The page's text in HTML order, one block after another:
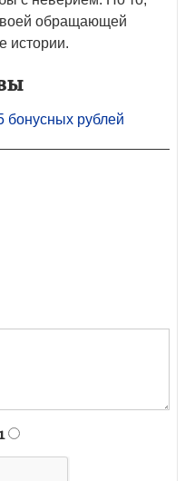
обращающей
истории.
бонусных рублей
1